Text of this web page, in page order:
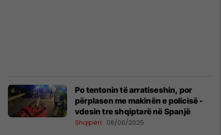
Po tentonin të arratiseshin, por
përplasen me makinën e policisë -
vdesin tre shqiptarë në Spanjë
Shqipëri 06/06/2025